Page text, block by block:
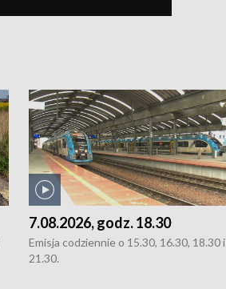
7.08.2026, godz. 18.30
Emisja codziennie o 15.30, 16.30, 18.30 i
21.30.